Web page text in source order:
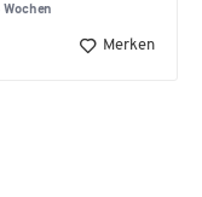
Merken